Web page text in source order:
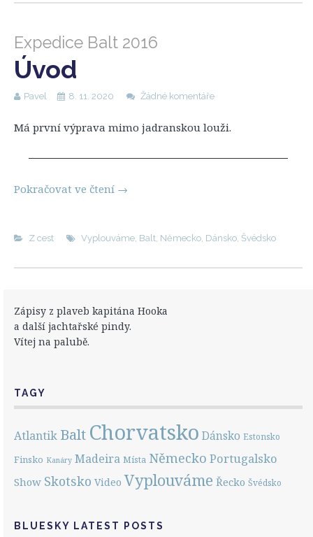
Expedice Balt 2016
Úvod
Pavel 8. 11. 2020 Žádné komentáře
Má první výprava mimo jadranskou louži.
Pokračovat ve čtení →
Z cest Vyplouváme, Balt, Německo, Dánsko, Švédsko
Zápisy z plaveb kapitána Hooka
a další jachtařské pindy.
Vítej na palubě.
TAGY
Atlantik Balt Chorvatsko Dánsko Estonsko
Finsko Kanáry Madeira Místa Německo Portugalsko
Show Skotsko Video Vyplouváme Řecko Švédsko
BLUESKY LATEST POSTS